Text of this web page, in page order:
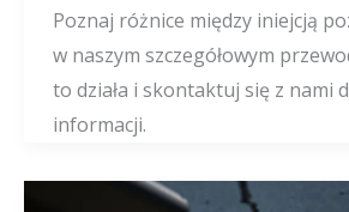
Poznaj różnice między iniejcją
w naszym szczegółowym
to działa i skontaktuj się z nami
informacji.